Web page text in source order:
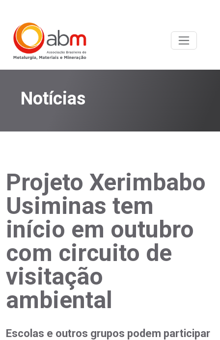
Notícias
Projeto Xerimbabo
Usiminas tem
início em outubro
com circuito de
visitação
ambiental
Escolas e outros grupos podem participar